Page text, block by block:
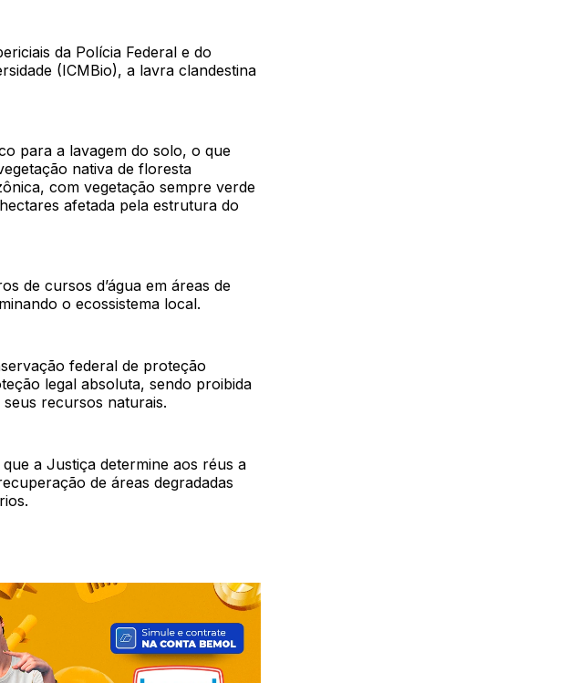
da Polícia Federal e do
(ICMBio), a lavra clandestina
para a lavagem do solo, o que
nativa de floresta
com vegetação sempre verde
afetada pela estrutura do
de cursos d’água em áreas de
o ecossistema local.
federal de proteção
legal absoluta, sendo proibida
recursos naturais.
a Justiça determine aos réus a
de áreas degradadas